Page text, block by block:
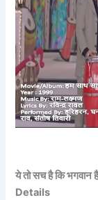
ये तो सच है कि
Details